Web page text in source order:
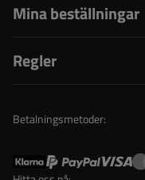
Mina beställningar
Regler
Betalningsmetoder: